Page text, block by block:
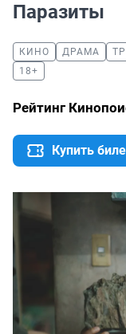
Паразиты
КИНО ДРАМА
18+
Рейтинг
Купить